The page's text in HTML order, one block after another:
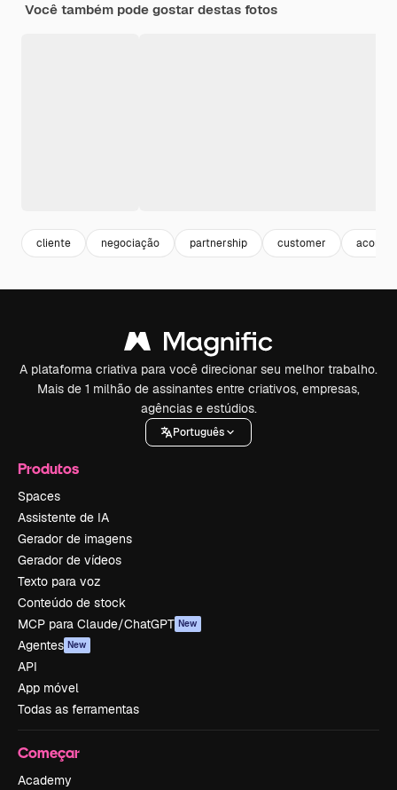
Você também pode gostar destas fotos
cliente negociação partnership customer acordo
A plataforma criativa para você direcionar seu melhor trabalho.
Mais de 1 milhão de assinantes entre criativos, empresas,
agências e estúdios.
Português
Produtos
Spaces
Assistente de IA
Gerador de imagens
Gerador de vídeos
Texto para voz
Conteúdo de stock
MCP para Claude/ChatGPT New
Agentes New
API
App móvel
Todas as ferramentas
Começar
Academy